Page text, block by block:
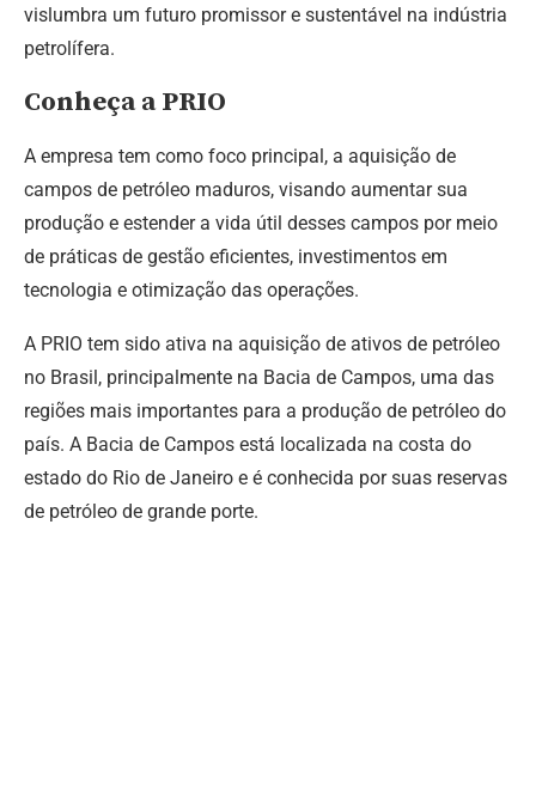
vislumbra um futuro promissor e sustentável na indústria
petrolífera.
Conheça a PRIO
A empresa tem como foco principal, a aquisição de
campos de petróleo maduros, visando aumentar sua
produção e estender a vida útil desses campos por meio
de práticas de gestão eficientes, investimentos em
tecnologia e otimização das operações.
A PRIO tem sido ativa na aquisição de ativos de petróleo
no Brasil, principalmente na Bacia de Campos, uma das
regiões mais importantes para a produção de petróleo do
país. A Bacia de Campos está localizada na costa do
estado do Rio de Janeiro e é conhecida por suas reservas
de petróleo de grande porte.